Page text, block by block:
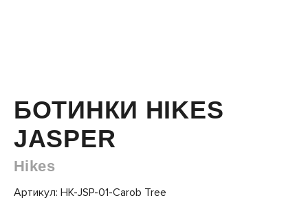
БОТИНКИ HIKES
JASPER
Hikes
Артикул: HK-JSP-01-Carob Tree